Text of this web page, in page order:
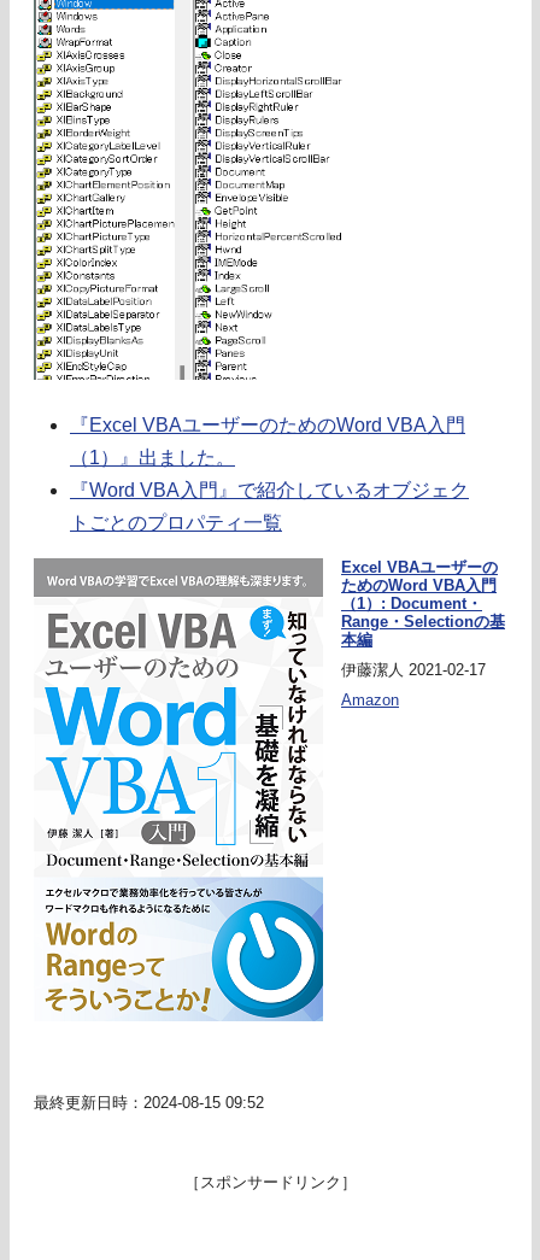
『Excel VBAユーザーのためのWord VBA入門
（1）』出ました。
『Word VBA入門』で紹介しているオブジェク
トごとのプロパティ一覧
Excel VBAユーザーの
ためのWord VBA入門
（1）: Document・
Range・Selectionの基
本編
伊藤潔人 2021-02-17
Amazon
最終更新日時：2024-08-15 09:52
［スポンサードリンク］